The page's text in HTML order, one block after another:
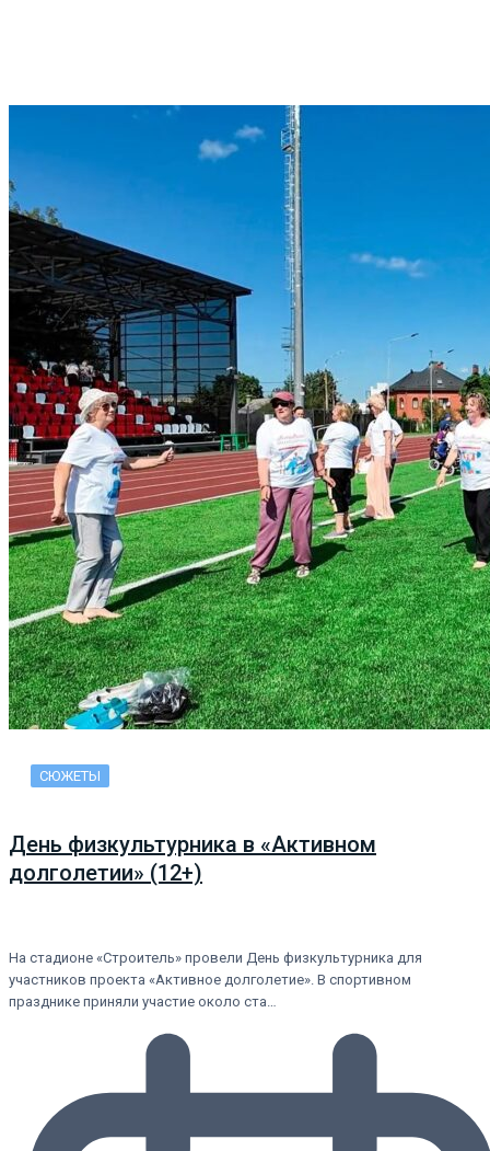
СЮЖЕТЫ
День физкультурника в «Активном
долголетии» (12+)
На стадионе «Строитель» провели День физкультурника для
участников проекта «Активное долголетие». В спортивном
празднике приняли участие около ста…